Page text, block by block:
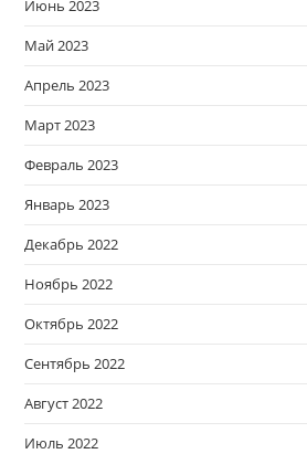
Июнь 2023
Май 2023
Апрель 2023
Март 2023
Февраль 2023
Январь 2023
Декабрь 2022
Ноябрь 2022
Октябрь 2022
Сентябрь 2022
Август 2022
Июль 2022